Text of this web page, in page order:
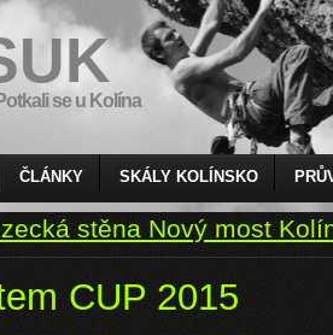
se u Kolína
ČLÁNKY SKÁLY KOLÍNSKO
stěna Nový most
CUP 2015